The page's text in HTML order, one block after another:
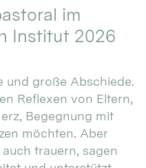
im
Institut 2026
und große Abschiede.
Reflexen von Eltern,
Begegnung mit
möchten. Aber
trauern, sagen